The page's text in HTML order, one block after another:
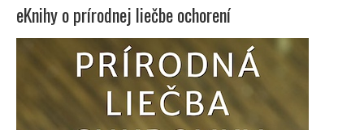
eKnihy o prírodnej liečbe ochorení